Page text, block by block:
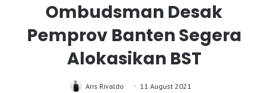
Ombudsman Desak
Pemprov Banten Segera
Alokasikan BST
Aris Rivaldo 11 August 2021